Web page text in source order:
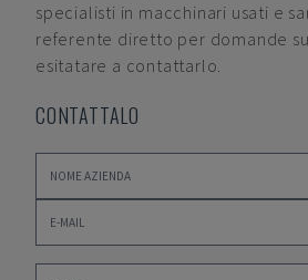
specialisti in macchinari usati e
referente diretto per domande
esitatare a contattarlo.
CONTATTALO